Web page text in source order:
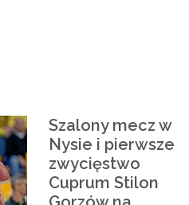
Szalony mecz w
Nysie i pierwsze
zwycięstwo
Cuprum Stilon